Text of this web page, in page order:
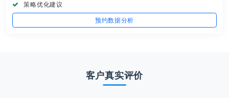
策略优化建议
预约数据分析
客户真实评价